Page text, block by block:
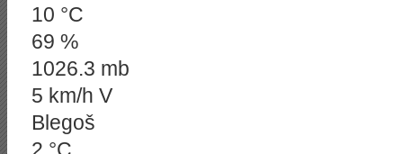
10 °C
69 %
1026.3 mb
5 km/h V
Blegoš